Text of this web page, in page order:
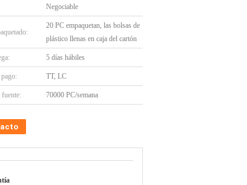
Negociable
20 PC empaquetan, las bolsas de
plástico llenas en caja del cartón
5 días hábiles
TT, LC
fuente: 70000 PC/semana